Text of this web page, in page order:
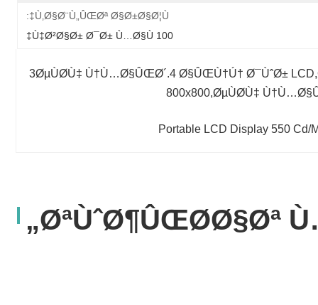
Ù‚Ø§Ø¨Ù„ÛŒØª Ø§Ø±Ø§Ø¦Ù‡:
100 Ù‡Ø²Ø§Ø± Ø¯Ø± Ù…Ø§Ù‡
3ØµÙØ­Ù‡ Ù†Ù…Ø§ÛŒØ´.4 Ø§ÛŒÙ†Ú† Ø¯ÙˆØ±
800x800,ØµÙØ­Ù‡
Portable LCD Display 550 Cd/
ØªÙˆØ¶ÛŒØ­Ø§Øª